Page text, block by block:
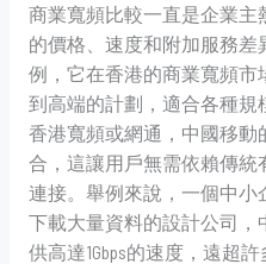
商業寬頻比較一直是企業
的價格、速度和附加服務
例，它在香港的商業寬頻
到高端的計劃，適合各種
香港寬頻或網通，中國移動
合，這讓用戶無需依賴傳
連接。舉例來說，一個中
下載大量資料的設計公司
供高達1Gbps的速度，遠超